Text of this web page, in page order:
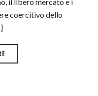
coercitivo dello